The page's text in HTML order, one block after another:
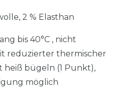
2 % Elasthan
bis 40°C , nicht
reduzierter thermischer
heiß bügeln (1 Punkt),
möglich